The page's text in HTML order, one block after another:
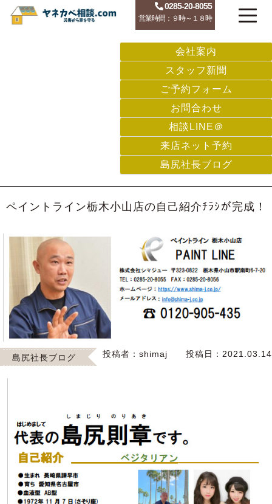
0285-20-8055
営業時間：９時～１８時
会社案内
スタッフ新聞
ご予約フォーム
お問合わせ
相談LINE＠
来店ネット予約
島尻社長ブログ
ペイントライン栃木小山店の自己紹介ﾁﾗｼが完成！
島尻社長ブログ 投稿者： shimaj 投稿日： 2021.03.14